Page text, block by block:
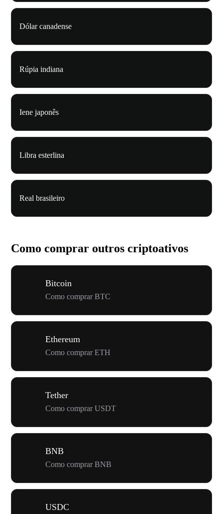
Dólar canadense
Rúpia indiana
Iene japonês
Libra esterlina
Real brasileiro
Como comprar outros criptoativos
Bitcoin
Como comprar BTC
Ethereum
Como comprar ETH
Tether
Como comprar USDT
BNB
Como comprar BNB
USDC